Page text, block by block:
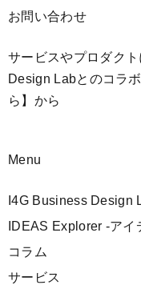
お問い合わせ
サービスやプロダク
Design Labとのコラ
ら】 から
Menu
I4G Business Design
IDEAS Explorer -アイ
コラム
サービス